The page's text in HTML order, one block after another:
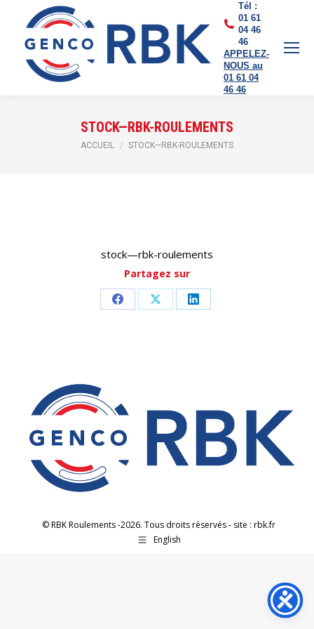
Tél :
01 61
04 46
46
APPELEZ-
NOUS au
01 61 04
46 46
STOCK—RBK-ROULEMENTS
Vous êtes ici :
ACCUEIL STOCK—RBK-ROULEMENTS
stock—rbk-roulements
Partagez sur
PartagerPartagerPartager
© RBK Roulements -2026. Tous droits réservés - site : rbk.fr
English